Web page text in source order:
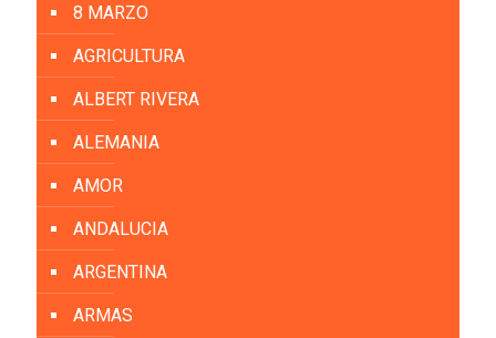
8 MARZO
AGRICULTURA
ALBERT RIVERA
ALEMANIA
AMOR
ANDALUCIA
ARGENTINA
ARMAS